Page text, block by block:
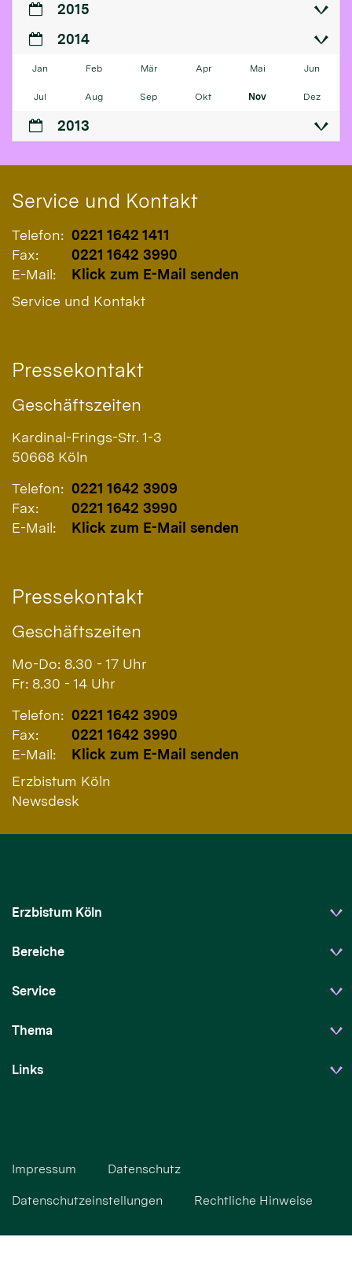
2015
2014
Jan Feb Mär Apr Mai Jun
Jul Aug Sep Okt Nov Dez
2013
Service und Kontakt
Telefon: 0221 1642 1411
Fax:
0221 1642 3990
E-Mail:
Klick zum E-Mail senden
Service und Kontakt
Pressekontakt
Geschäftszeiten
Kardinal-Frings-Str. 1-3
50668 Köln
Telefon: 0221 1642 3909
Fax:
0221 1642 3990
E-Mail:
Klick zum E-Mail senden
Pressekontakt
Geschäftszeiten
Mo-Do: 8.30 - 17 Uhr
Fr: 8.30 - 14 Uhr
Telefon: 0221 1642 3909
Fax:
0221 1642 3990
E-Mail:
Klick zum E-Mail senden
Erzbistum Köln
Newsdesk
Erzbistum Köln
Bereiche
Service
Thema
Links
Impressum Datenschutz
Datenschutzeinstellungen Rechtliche Hinweise